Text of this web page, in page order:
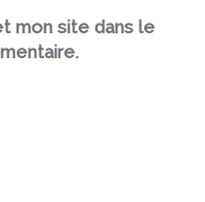
mon site dans le